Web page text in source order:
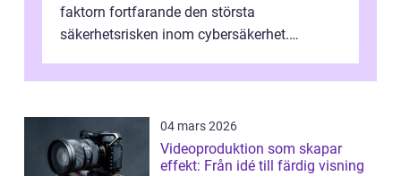
faktorn fortfarande den största
säkerhetsrisken inom cybersäkerhet.
04 mars 2026
Videoproduktion som skapar
effekt: Från idé till färdig visning